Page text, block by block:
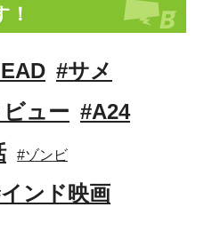
！
#サメ
ュー #A24
#ゾンビ
ンド映画